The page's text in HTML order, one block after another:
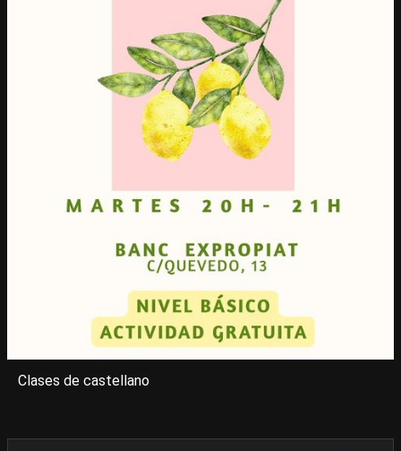
Clases de castellano